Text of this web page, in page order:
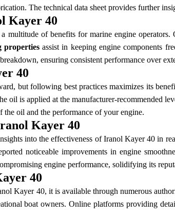
The technical data sheet provides further
Kayer 40
multitude of benefits for marine engine
propertiesassist in keeping engine components
ensuring consistent performance over
40
but following best practices maximizes its
oil is applied at the manufacturer-recommended
the oil and the performance of your engine.
Kayer 40
into the effectiveness of Iranol Kayer 40 in
noticeable improvements in engine
engine performance, solidifying its
40
Kayer 40, it is available through numerous
boat owners. Online platforms providing